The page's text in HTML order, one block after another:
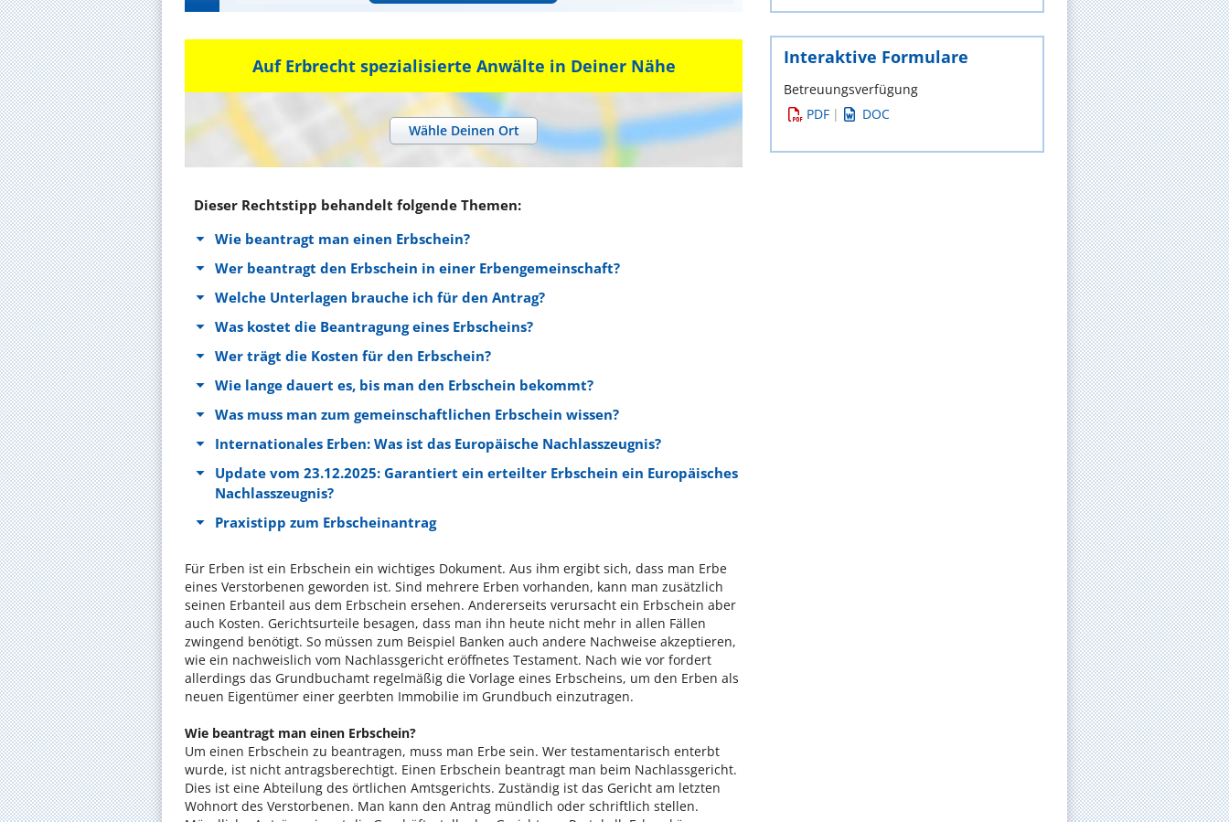
Auf Erbrecht spezialisierte Anwälte in Deiner Nähe
Wähle Deinen Ort
Dieser Rechtstipp behandelt folgende Themen:
Wie beantragt man einen Erbschein?
Wer beantragt den Erbschein in einer Erbengemeinschaft?
Welche Unterlagen brauche ich für den Antrag?
Was kostet die Beantragung eines Erbscheins?
Wer trägt die Kosten für den Erbschein?
Wie lange dauert es, bis man den Erbschein bekommt?
Was muss man zum gemeinschaftlichen Erbschein wissen?
Internationales Erben: Was ist das Europäische Nachlasszeugnis?
Update vom 23.12.2025: Garantiert ein erteilter Erbschein ein Europäisches
Nachlasszeugnis?
Praxistipp zum Erbscheinantrag
Für Erben ist ein Erbschein ein wichtiges Dokument. Aus ihm ergibt sich, dass man Erbe
eines Verstorbenen geworden ist. Sind mehrere Erben vorhanden, kann man zusätzlich
seinen Erbanteil aus dem Erbschein ersehen. Andererseits verursacht ein Erbschein aber
auch Kosten. Gerichtsurteile besagen, dass man ihn heute nicht mehr in allen Fällen
zwingend benötigt. So müssen zum Beispiel Banken auch andere Nachweise akzeptieren,
wie ein nachweislich vom Nachlassgericht eröffnetes Testament. Nach wie vor fordert
allerdings das Grundbuchamt regelmäßig die Vorlage eines Erbscheins, um den Erben als
neuen Eigentümer einer geerbten Immobilie im Grundbuch einzutragen.
Wie beantragt man einen Erbschein?
Um einen Erbschein zu beantragen, muss man Erbe sein. Wer testamentarisch enterbt
wurde, ist nicht antragsberechtigt. Einen Erbschein beantragt man beim Nachlassgericht.
Dies ist eine Abteilung des örtlichen Amtsgerichts. Zuständig ist das Gericht am letzten
Wohnort des Verstorbenen. Man kann den Antrag mündlich oder schriftlich stellen.
Interaktive Formulare
Betreuungsverfügung
PDF | DOC